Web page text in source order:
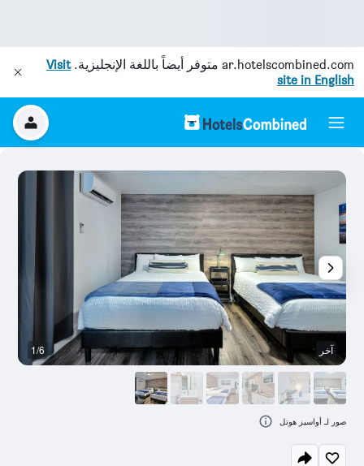
ar.hotelscombined.com متوفر أيضاً باللغة الإنجليزية.Visit
site in English
آخر 1/6
صور لـ أواسيز هوتل